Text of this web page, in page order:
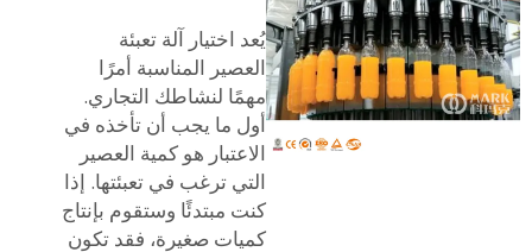
يُعد اختيار آلة تعبئة
العصير المناسبة أمرًا
مهمًا لنشاطك التجاري.
أول ما يجب أن تأخذه في
الاعتبار هو كمية العصير
التي ترغب في تعبئتها. إذا
كنت مبتدئًا وستقوم بإنتاج
كميات صغيرة، فقد تكون